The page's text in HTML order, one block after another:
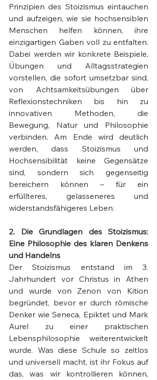
Prinzipien des Stoizismus eintauchen
und aufzeigen, wie sie hochsensiblen
Menschen helfen können, ihre
einzigartigen Gaben voll zu entfalten.
Dabei werden wir konkrete Beispiele,
Übungen und Alltagsstrategien
vorstellen, die sofort umsetzbar sind,
von Achtsamkeitsübungen über
Reflexionstechniken bis hin zu
innovativen Methoden, die
Bewegung, Natur und Philosophie
verbinden. Am Ende wird deutlich
werden, dass Stoizismus und
Hochsensibilität keine Gegensätze
sind, sondern sich gegenseitig
bereichern können – für ein
erfüllteres, gelasseneres und
widerstandsfähigeres Leben.
2. Die Grundlagen des Stoizismus:
Eine Philosophie des klaren Denkens
und Handelns
Der Stoizismus entstand im 3.
Jahrhundert vor Christus in Athen
und wurde von Zenon von Kition
begründet, bevor er durch römische
Denker wie Seneca, Epiktet und Mark
Aurel zu einer praktischen
Lebensphilosophie weiterentwickelt
wurde. Was diese Schule so zeitlos
und universell macht, ist ihr Fokus auf
das, was wir kontrollieren können,